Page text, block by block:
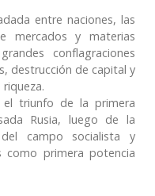
entre naciones, las
mercados y materias
conflagraciones
destrucción de capital y
el triunfo de la primera
Rusia, luego de la
campo socialista y
como primera potencia